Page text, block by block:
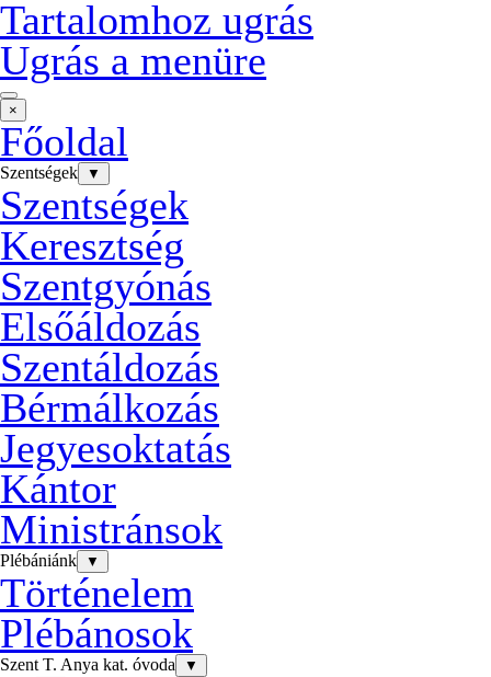
Tartalomhoz ugrás
Ugrás a menüre
×
Főoldal
Szentségek ▼
Szentségek
Keresztség
Szentgyónás
Elsőáldozás
Szentáldozás
Bérmálkozás
Jegyesoktatás
Kántor
Ministránsok
Plébániánk ▼
Történelem
Plébánosok
Szent T. Anya kat. óvoda ▼